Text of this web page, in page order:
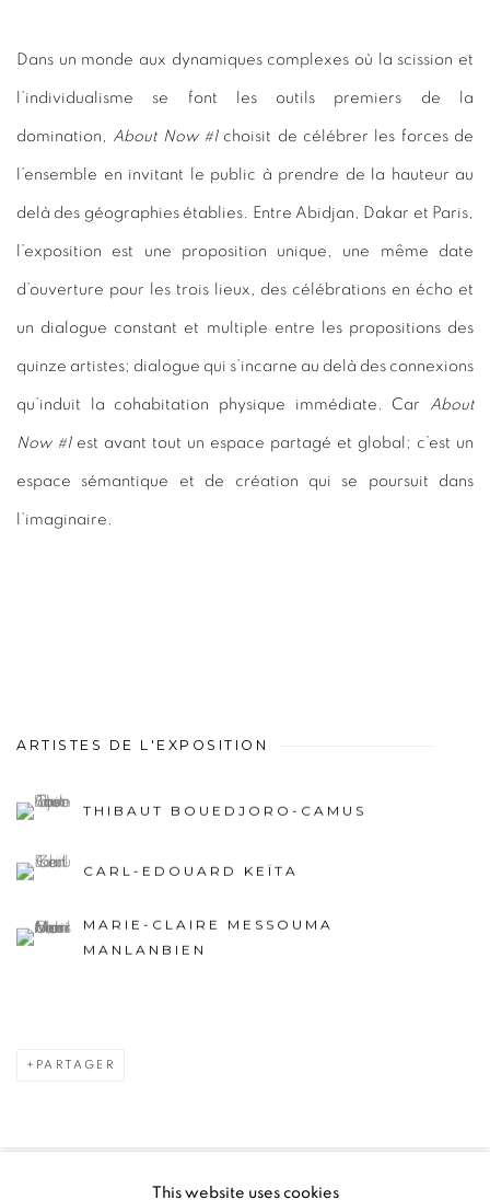
Dans un monde aux dynamiques complexes où la scission et
l’individualisme se font les outils premiers de la
domination, About Now #1choisit de célébrer les forces de
l’ensemble en invitant le public à prendre de la hauteur au
delà des géographies établies. Entre Abidjan, Dakar et Paris,
l’exposition est une proposition unique, une même date
d’ouverture pour les trois lieux, des célébrations en écho et
un dialogue constant et multiple entre les propositions des
quinze artistes; dialogue qui s’incarne au delà des connexions
qu’induit la cohabitation physique immédiate. Car About
Now #1est avant tout un espace partagé et global; c’est un
espace sémantique et de création qui se poursuit dans
l’imaginaire.
ARTISTES DE L'EXPOSITION
THIBAUT BOUEDJORO-CAMUS
CARL-EDOUARD KEÏTA
MARIE-CLAIRE MESSOUMA
MANLANBIEN
PARTAGER
This website uses cookies